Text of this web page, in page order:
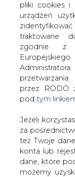
pliki cookies i
urządzeń
traktowane
zgodnie z
przez RODO
pod tym
Jeżeli
za
też Twoje
konta lub
dane, które
możemy
Strona główna /
deficytem mocy?
2013-10-04 00:00